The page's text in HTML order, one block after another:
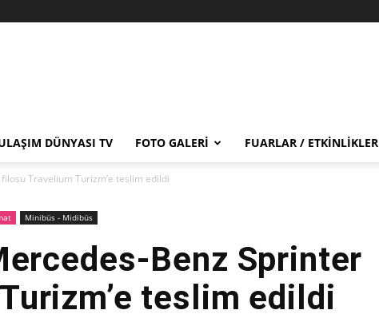
DÜNYASI TV FOTO GALERI FUARLAR / ETKINLIKLER
Travelium Turizm’e teslim edildi
Minibüs - Midibüs
Benz Sprinter
teslim edildi